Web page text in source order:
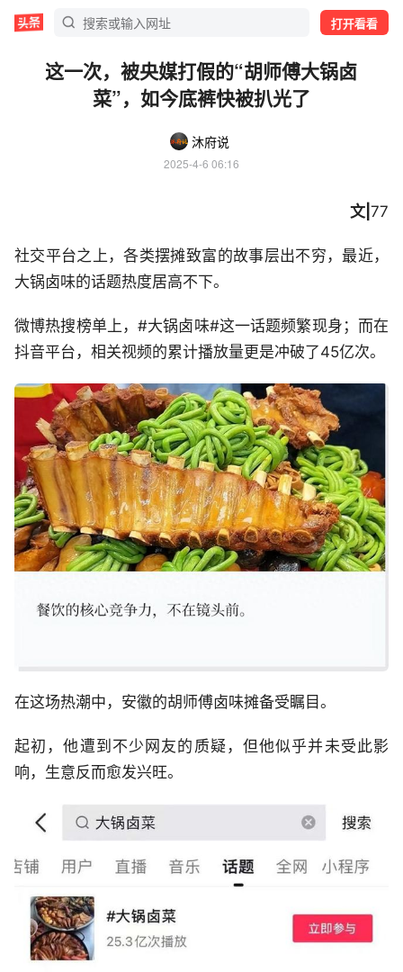
打开看看
这一次，被央媒打假的“胡师傅大锅卤
菜”，如今底裤快被扒光了
沐府说
2025-4-6 06:16
文| 77
社交平台之上，各类摆摊致富的故事层出不穷，最近，
大锅卤味的话题热度居高不下。
微博热搜榜单上，#大锅卤味#这一话题频繁现身；而在
抖音平台，相关视频的累计播放量更是冲破了45亿次。
在这场热潮中，安徽的胡师傅卤味摊备受瞩目。
起初，他遭到不少网友的质疑，但他似乎并未受此影
响，生意反而愈发兴旺。